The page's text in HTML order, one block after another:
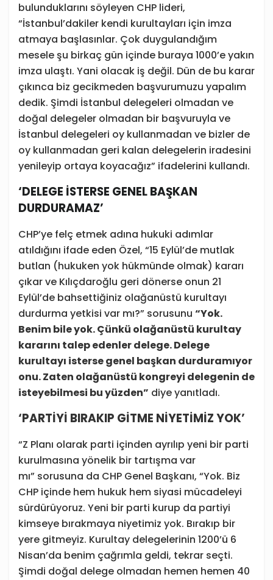
bulunduklarını söyleyen CHP lideri,
“İstanbul’dakiler kendi kurultayları için imza
atmaya başlasınlar. Çok duygulandığım
mesele şu birkaç gün içinde buraya 1000’e yakın
imza ulaştı. Yani olacak iş değil. Dün de bu karar
çıkınca biz gecikmeden başvurumuzu yapalım
dedik. Şimdi İstanbul delegeleri olmadan ve
doğal delegeler olmadan bir başvuruyla ve
İstanbul delegeleri oy kullanmadan ve bizler de
oy kullanmadan geri kalan delegelerin iradesini
yenileyip ortaya koyacağız” ifadelerini kullandı.
‘DELEGE İSTERSE GENEL BAŞKAN
DURDURAMAZ’
CHP’ye felç etmek adına hukuki adımlar
atıldığını ifade eden Özel, “15 Eylül’de mutlak
butlan (hukuken yok hükmünde olmak) kararı
çıkar ve Kılıçdaroğlu geri dönerse onun 21
Eylül’de bahsettiğiniz olağanüstü kurultayı
durdurma yetkisi var mı?” sorusunu “Yok.
Benim bile yok. Çünkü olağanüstü kurultay
kararını talep edenler delege. Delege
kurultayı isterse genel başkan durduramıyor
onu. Zaten olağanüstü kongreyi delegenin de
isteyebilmesi bu yüzden” diye yanıtladı.
‘PARTİYİ BIRAKIP GİTME NİYETİMİZ YOK’
“Z Planı olarak parti içinden ayrılıp yeni bir parti
kurulmasına yönelik bir tartışma var
mı” sorusuna da CHP Genel Başkanı, “Yok. Biz
CHP içinde hem hukuk hem siyasi mücadeleyi
sürdürüyoruz. Yeni bir parti kurup da partiyi
kimseye bırakmaya niyetimiz yok. Bırakıp bir
yere gitmeyiz. Kurultay delegelerinin 1200’ü 6
Nisan’da benim çağrımla geldi, tekrar seçti.
Şimdi doğal delege olmadan hemen hemen 40